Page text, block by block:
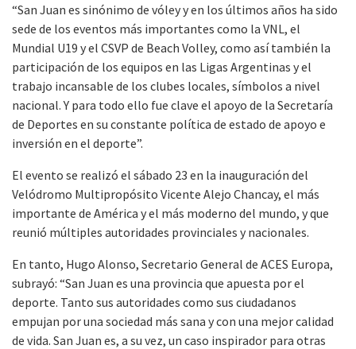
“San Juan es sinónimo de vóley y en los últimos años ha sido
sede de los eventos más importantes como la VNL, el
Mundial U19 y el CSVP de Beach Volley, como así también la
participación de los equipos en las Ligas Argentinas y el
trabajo incansable de los clubes locales, símbolos a nivel
nacional. Y para todo ello fue clave el apoyo de la Secretaría
de Deportes en su constante política de estado de apoyo e
inversión en el deporte”.
El evento se realizó el sábado 23 en la inauguración del
Velódromo Multipropósito Vicente Alejo Chancay, el más
importante de América y el más moderno del mundo, y que
reunió múltiples autoridades provinciales y nacionales.
En tanto, Hugo Alonso, Secretario General de ACES Europa,
subrayó: “San Juan es una provincia que apuesta por el
deporte. Tanto sus autoridades como sus ciudadanos
empujan por una sociedad más sana y con una mejor calidad
de vida. San Juan es, a su vez, un caso inspirador para otras